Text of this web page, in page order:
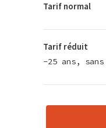
Tarif normal
Tarif réduit
-25 ans, sans